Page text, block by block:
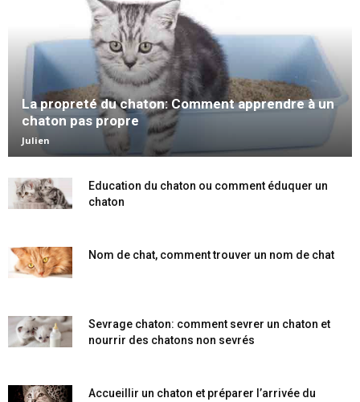
La propreté du chaton: Comment apprendre à un
chaton pas propre
Julien
Education du chaton ou comment éduquer un
chaton
Nom de chat, comment trouver un nom de chat
Sevrage chaton: comment sevrer un chaton et
nourrir des chatons non sevrés
Accueillir un chaton et préparer l’arrivée du